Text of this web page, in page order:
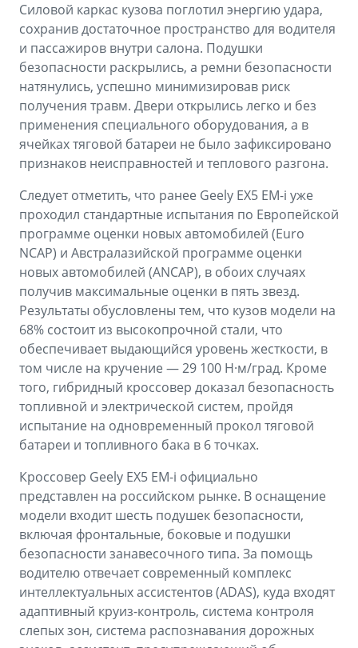
Силовой каркас кузова поглотил энергию удара,
сохранив достаточное пространство для водителя
и пассажиров внутри салона. Подушки
безопасности раскрылись, а ремни безопасности
натянулись, успешно минимизировав риск
получения травм. Двери открылись легко и без
применения специального оборудования, а в
ячейках тяговой батареи не было зафиксировано
признаков неисправностей и теплового разгона.
Следует отметить, что ранее Geely EX5 EM-i уже
проходил стандартные испытания по Европейской
программе оценки новых автомобилей (Euro
NCAP) и Австралазийской программе оценки
новых автомобилей (ANCAP), в обоих случаях
получив максимальные оценки в пять звезд.
Результаты обусловлены тем, что кузов модели на
68% состоит из высокопрочной стали, что
обеспечивает выдающийся уровень жесткости, в
том числе на кручение — 29 100 Н·м/град. Кроме
того, гибридный кроссовер доказал безопасность
топливной и электрической систем, пройдя
испытание на одновременный прокол тяговой
батареи и топливного бака в 6 точках.
Кроссовер Geely EX5 EM-i официально
представлен на российском рынке. В оснащение
модели входит шесть подушек безопасности,
включая фронтальные, боковые и подушки
безопасности занавесочного типа. За помощь
водителю отвечает современный комплекс
интеллектуальных ассистентов (ADAS), куда входят
адаптивный круиз-контроль, система контроля
слепых зон, система распознавания дорожных